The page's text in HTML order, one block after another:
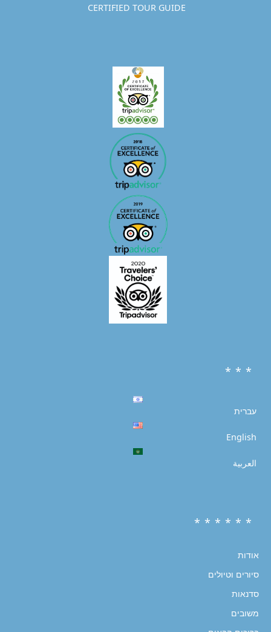
* * *
עברית
English
العربية
* * * * * *
אודות
סיורים וטיולים
סדנאות
משובים